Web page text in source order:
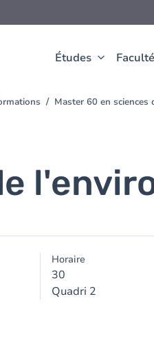
Études
Master 60 en
Horaire
30
Quadri 2